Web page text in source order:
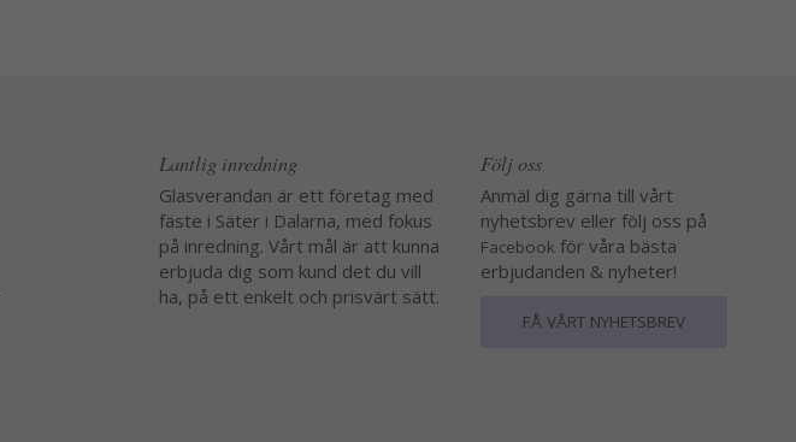
Lantlig inredning
Glasverandan är ett företag med
fäste i Säter i Dalarna, med fokus
på inredning. Vårt mål är att kunna
erbjuda dig som kund det du vill
ha, på ett enkelt och prisvärt sätt.
Följ oss
Anmäl dig gärna till vårt
nyhetsbrev eller följ oss på
Facebook för våra bästa
erbjudanden & nyheter!
FÅ VÅRT NYHETSBREV